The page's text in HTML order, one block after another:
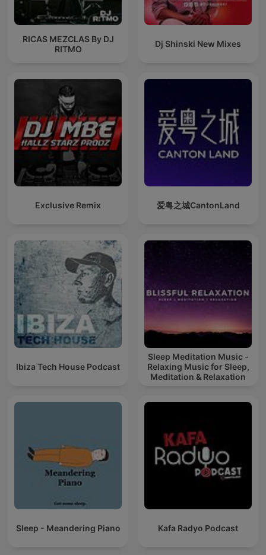
RICAS MEZCLAS By DJ
RITMO
Dj Shinski New Mixes
Exclusive Remix 爱粤之城CantonLand
Ibiza Tech House Podcast
Sleep Meditation Music -
Relaxing Music for Sleep,
Meditation & Relaxation
Sleep - Meandering Piano Kafa Radyo Podcast